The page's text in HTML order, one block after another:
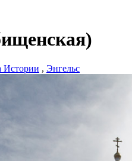
Истории , Энгельс